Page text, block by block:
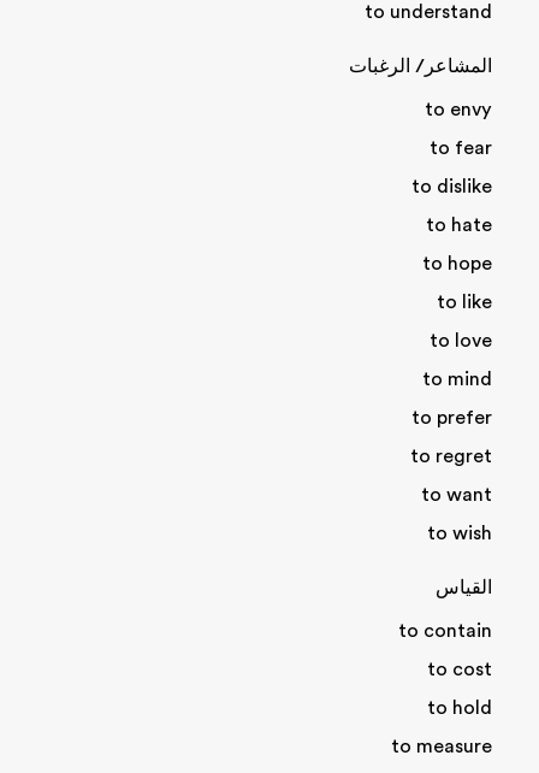
to understand
المشاعر/ الرغبات
to envy
to fear
to dislike
to hate
to hope
to like
to love
to mind
to prefer
to regret
to want
to wish
القياس
to contain
to cost
to hold
to measure